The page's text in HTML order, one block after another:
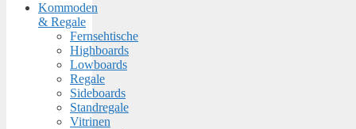
Kommoden
& Regale
Fernsehtische
Highboards
Lowboards
Regale
Sideboards
Standregale
Vitrinen